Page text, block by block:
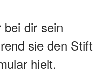
dir sein
sie den Stift
hielt.